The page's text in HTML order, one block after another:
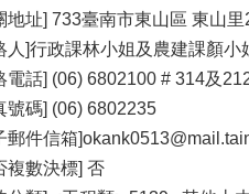
地址] 733臺南市東山區 東山里
人]行政課林小姐及農建課顏小
電話] (06) 6802100 # 314及
號碼] (06) 6802235
郵件信箱
複數決標] 否